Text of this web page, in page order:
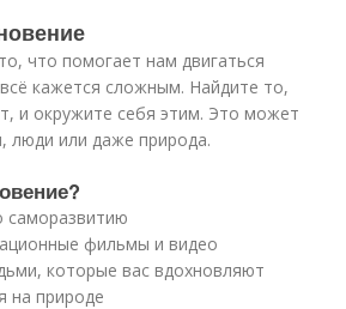
что помогает нам двигаться
кажется сложным. Найдите то,
и окружите себя этим. Это может
люди или даже природа.
саморазвитию
фильмы и видео
которые вас вдохновляют
на природе